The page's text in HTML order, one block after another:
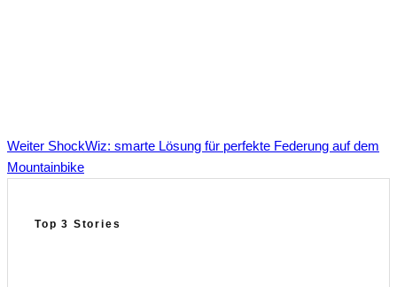
Weiter ShockWiz: smarte Lösung für perfekte Federung auf dem
Mountainbike
Top 3 Stories